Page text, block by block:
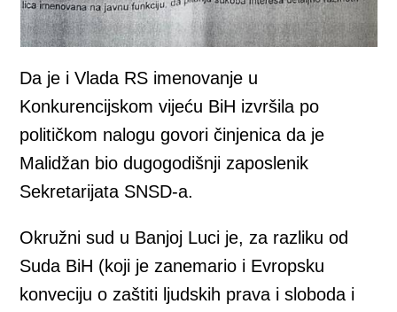
Da je i Vlada RS imenovanje u
Konkurencijskom vijeću BiH izvršila po
političkom nalogu govori činjenica da je
Malidžan bio dugogodišnji zaposlenik
Sekretarijata SNSD-a.
Okružni sud u Banjoj Luci je, za razliku od
Suda BiH (koji je zanemario i Evropsku
konveciju o zaštiti ljudskih prava i sloboda i